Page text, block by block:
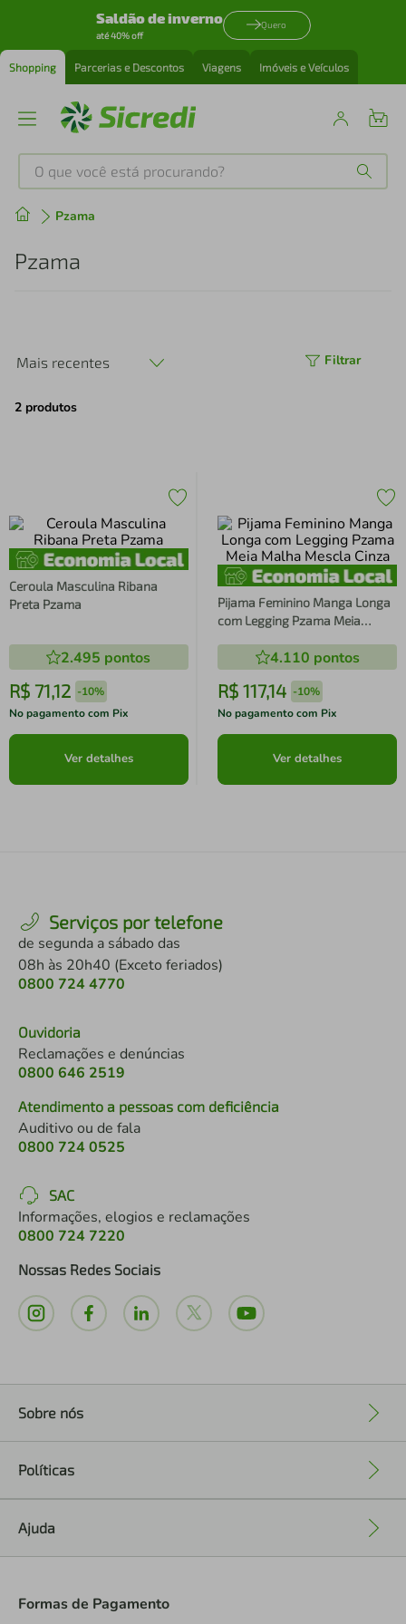
Saldão de inverno
até 40% off
Quero
Shopping Parcerias e Descontos Viagens Imóveis e Veículos
O que você está procurando?
Pzama
Pzama
Mais recentes Filtrar
2 produtos
Ceroula Masculina Ribana
Preta Pzama
2.495 pontos
R$ 71,12 -10%
No pagamento com Pix
Ver detalhes
Pijama Feminino Manga Longa
com Legging Pzama Meia
4.110 pontos
R$ 117,14 -10%
No pagamento com Pix
Ver detalhes
Serviços por telefone
de segunda a sábado das
08h às 20h40 (Exceto feriados)
0800 724 4770
Ouvidoria
Reclamações e denúncias
0800 646 2519
Atendimento a pessoas com deficiência
Auditivo ou de fala
0800 724 0525
SAC
Informações, elogios e reclamações
0800 724 7220
Nossas Redes Sociais
Sobre nós
Políticas
Ajuda
Formas de Pagamento
Produtos mais buscados
perfume
4º air fryer